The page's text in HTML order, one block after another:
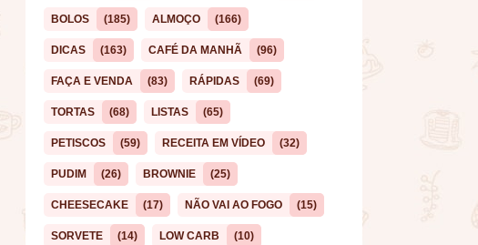
BOLOS (185) ALMOÇO (166)
DICAS (163) CAFÉ DA MANHÃ (96)
FAÇA E VENDA (83) RÁPIDAS (69)
TORTAS (68) LISTAS (65)
PETISCOS (59) RECEITA EM VÍDEO (32)
PUDIM (26) BROWNIE (25)
CHEESECAKE (17) NÃO VAI AO FOGO (15)
SORVETE (14) LOW CARB (10)